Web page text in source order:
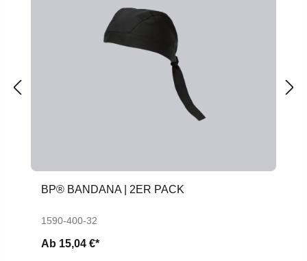
BP® BANDANA | 2ER PACK
1590-400-32
Ab 15,04 €*